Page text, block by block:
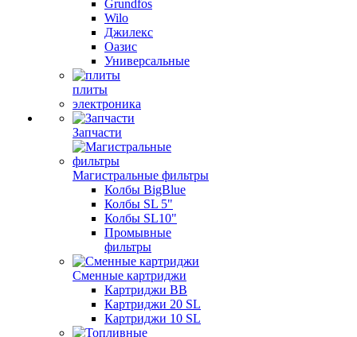
Grundfos
Wilo
Джилекс
Оазис
Универсальные
плиты
электроника
Запчасти
Магистральные фильтры
Колбы BigBlue
Колбы SL 5"
Колбы SL10"
Промывные
фильтры
Сменные картриджи
Картриджи BB
Картриджи 20 SL
Картриджи 10 SL